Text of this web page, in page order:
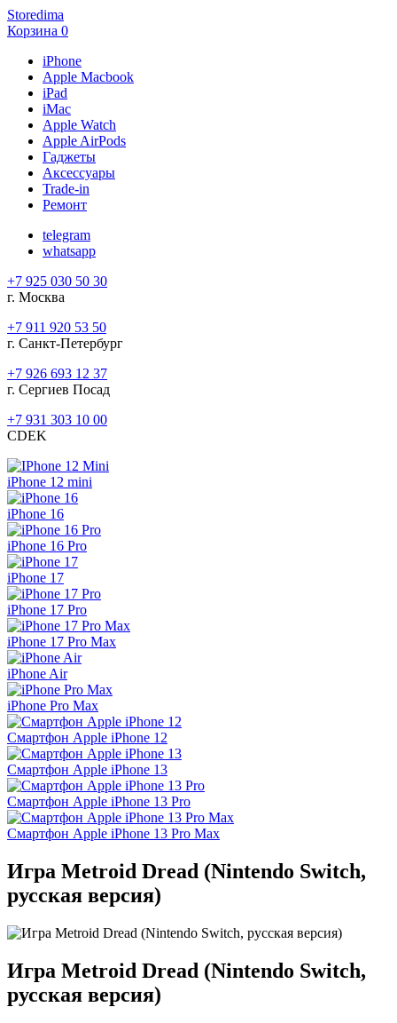
Storedima
Корзина 0
iPhone
Apple Macbook
iPad
iMac
Apple Watch
Apple AirPods
Гаджеты
Аксессуары
Trade-in
Ремонт
telegram
whatsapp
+7 925 030 50 30
г. Москва
+7 911 920 53 50
г. Санкт-Петербург
+7 926 693 12 37
г. Сергиев Посад
+7 931 303 10 00
CDEK
iPhone 12 mini
iPhone 16
iPhone 16 Pro
iPhone 17
iPhone 17 Pro
iPhone 17 Pro Max
iPhone Air
iPhone Pro Max
Смартфон Apple iPhone 12
Смартфон Apple iPhone 13
Смартфон Apple iPhone 13 Pro
Смартфон Apple iPhone 13 Pro Max
Игра Metroid Dread (Nintendo Switch,
русская версия)
Игра Metroid Dread (Nintendo Switch,
русская версия)